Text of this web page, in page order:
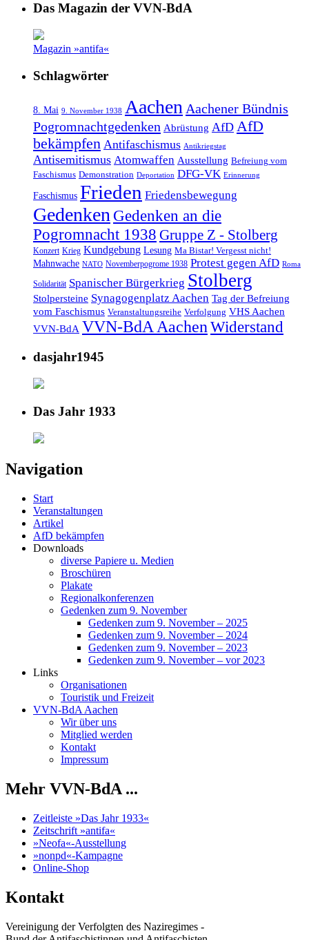
Das Magazin der VVN-BdA
Magazin »antifa«
Schlagwörter
8. Mai 9. November 1938 Aachen Aachener Bündnis
Pogromnachtgedenken Abrüstung AfD AfD
bekämpfen Antifaschismus Antikriegstag
Antisemitismus Atomwaffen Ausstellung Befreiung vom
Faschismus Demonstration Deportation DFG-VK Erinnerung
Faschismus Frieden Friedensbewegung
Gedenken Gedenken an die
Pogromnacht 1938 Gruppe Z - Stolberg
Konzert Krieg Kundgebung Lesung Ma Bistar! Vergesst nicht!
Mahnwache NATO Novemberpogrome 1938 Protest gegen AfD Roma
Solidarität Spanischer Bürgerkrieg Stolberg
Stolpersteine Synagogenplatz Aachen Tag der Befreiung
vom Faschismus Veranstaltungsreihe Verfolgung VHS Aachen
VVN-BdA VVN-BdA AachenWiderstand
dasjahr1945
Das Jahr 1933
Navigation
Start
Veranstaltungen
Artikel
AfD bekämpfen
Downloads
diverse Papiere u. Medien
Broschüren
Plakate
Regionalkonferenzen
Gedenken zum 9. November
Gedenken zum 9. November – 2025
Gedenken zum 9. November – 2024
Gedenken zum 9. November – 2023
Gedenken zum 9. November – vor 2023
Links
Organisationen
Touristik und Freizeit
VVN-BdA Aachen
Wir über uns
Mitglied werden
Kontakt
Impressum
Mehr VVN-BdA ...
Zeitleiste »Das Jahr 1933«
Zeitschrift »antifa«
»Neofa«-Ausstellung
»nonpd«-Kampagne
Online-Shop
Kontakt
Vereinigung der Verfolgten des Naziregimes -